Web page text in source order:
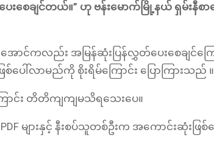
းစေချင်တယ်။” ဟု ဗန်းမောက်မြို့နယ် ရှမ်းနီစ
င်ကလည်း အမြန်ဆုံးပြန်လွှတ်ပေးစေချင်ကြော
ါ်လာမည်ကို စိုးရိမ်ကြောင်း ပြောကြားသည် ။
ာင်း တိတိကျကျမသိရသေးပေ။
များနှင့် နီးစပ်သူတစ်ဦးက အကောင်းဆုံး